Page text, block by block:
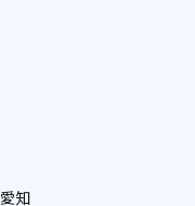
愛知